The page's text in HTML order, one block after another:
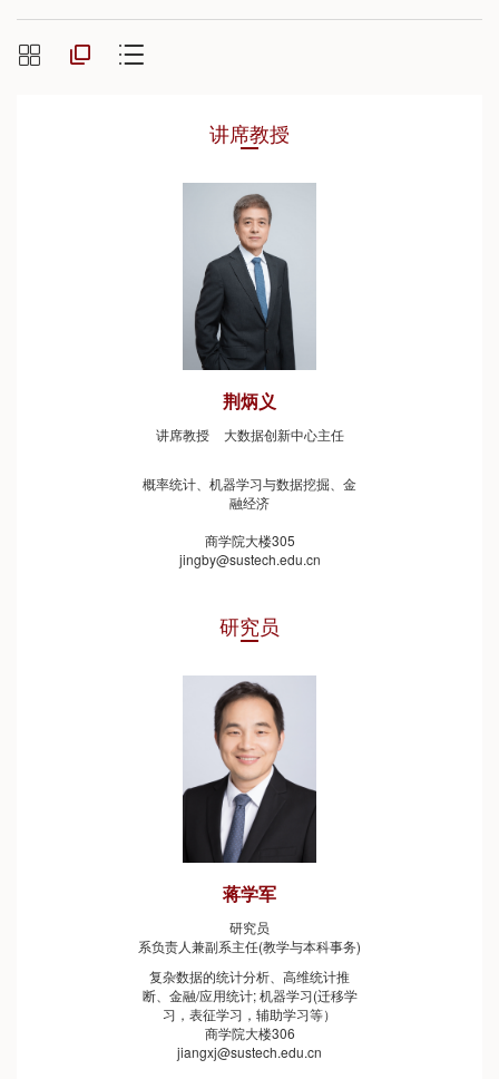
讲席教授
荆炳义
讲席教授 大数据创新中心主任
概率统计、机器学习与数据挖掘、金
融经济
商学院大楼305
jingby@sustech.edu.cn
研究员
蒋学军
研究员
系负责人兼副系主任(教学与本科事务)
复杂数据的统计分析、高维统计推
断、金融/应用统计; 机器学习(迁移学
习，表征学习，辅助学习等）
商学院大楼306
jiangxj@sustech.edu.cn